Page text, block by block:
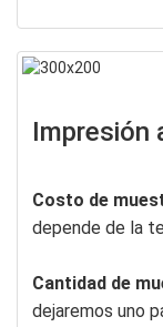
Impresión
Costo de
depende de la
Cantidad de
dejaremos uno